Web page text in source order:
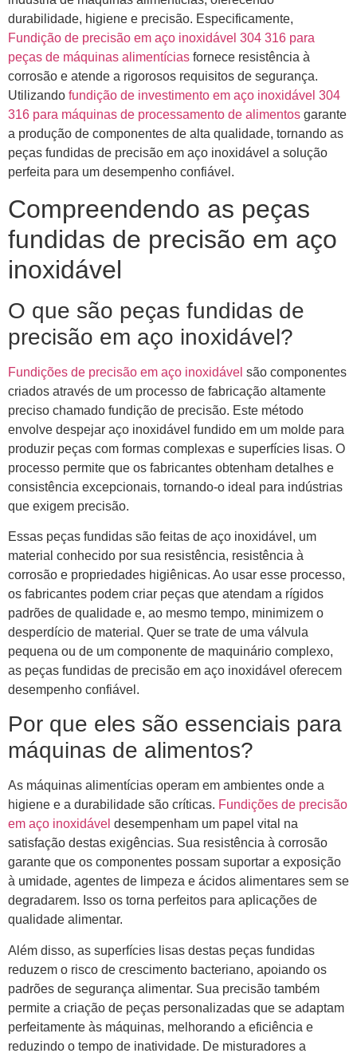
durabilidade, higiene e precisão. Especificamente,
Fundição de precisão em aço inoxidável 304 316 para
peças de máquinas alimentícias fornece resistência à
corrosão e atende a rigorosos requisitos de segurança.
Utilizando fundição de investimento em aço inoxidável 304
316 para máquinas de processamento de alimentos garante
a produção de componentes de alta qualidade, tornando as
peças fundidas de precisão em aço inoxidável a solução
perfeita para um desempenho confiável.
Compreendendo as peças
fundidas de precisão em aço
inoxidável
O que são peças fundidas de
precisão em aço inoxidável?
Fundições de precisão em aço inoxidável são componentes
criados através de um processo de fabricação altamente
preciso chamado fundição de precisão. Este método
envolve despejar aço inoxidável fundido em um molde para
produzir peças com formas complexas e superfícies lisas. O
processo permite que os fabricantes obtenham detalhes e
consistência excepcionais, tornando-o ideal para indústrias
que exigem precisão.
Essas peças fundidas são feitas de aço inoxidável, um
material conhecido por sua resistência, resistência à
corrosão e propriedades higiênicas. Ao usar esse processo,
os fabricantes podem criar peças que atendam a rígidos
padrões de qualidade e, ao mesmo tempo, minimizem o
desperdício de material. Quer se trate de uma válvula
pequena ou de um componente de maquinário complexo,
as peças fundidas de precisão em aço inoxidável oferecem
desempenho confiável.
Por que eles são essenciais para
máquinas de alimentos?
As máquinas alimentícias operam em ambientes onde a
higiene e a durabilidade são críticas. Fundições de precisão
em aço inoxidável desempenham um papel vital na
satisfação destas exigências. Sua resistência à corrosão
garante que os componentes possam suportar a exposição
à umidade, agentes de limpeza e ácidos alimentares sem se
degradarem. Isso os torna perfeitos para aplicações de
qualidade alimentar.
Além disso, as superfícies lisas destas peças fundidas
reduzem o risco de crescimento bacteriano, apoiando os
padrões de segurança alimentar. Sua precisão também
permite a criação de peças personalizadas que se adaptam
perfeitamente às máquinas, melhorando a eficiência e
reduzindo o tempo de inatividade. De misturadores a